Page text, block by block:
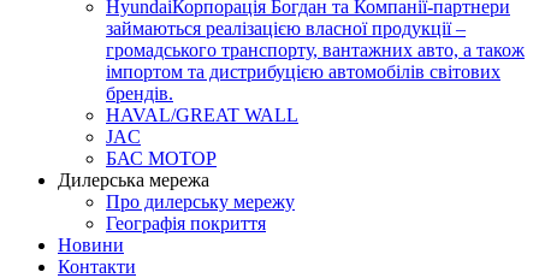
HyundaiКорпорація Богдан та Компанії-партнери
займаються реалізацією власної продукції –
громадського транспорту, вантажних авто, а також
імпортом та дистрибуцією автомобілів світових
брендів.
HAVAL/GREAT WALL
JAC
БАС МОТОР
Дилерська мережа
Про дилерську мережу
Географія покриття
Новини
Контакти